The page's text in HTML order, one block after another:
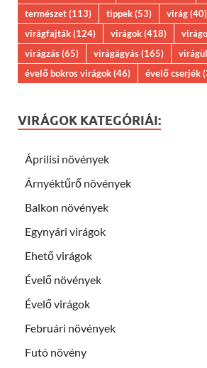
természet(113) tippek(53) virág(40)
virágfajták(124) virágok(418)
virágzás(65) virágágyás(165)
évelő bokros virágok(46) évelő cserjék
VIRÁGOK KATEGÓRIÁI:
Áprilisi növények
Árnyéktűrő növények
Balkon növények
Egynyári virágok
Ehető virágok
Évelő növények
Évelő virágok
Februári növények
Futó növény